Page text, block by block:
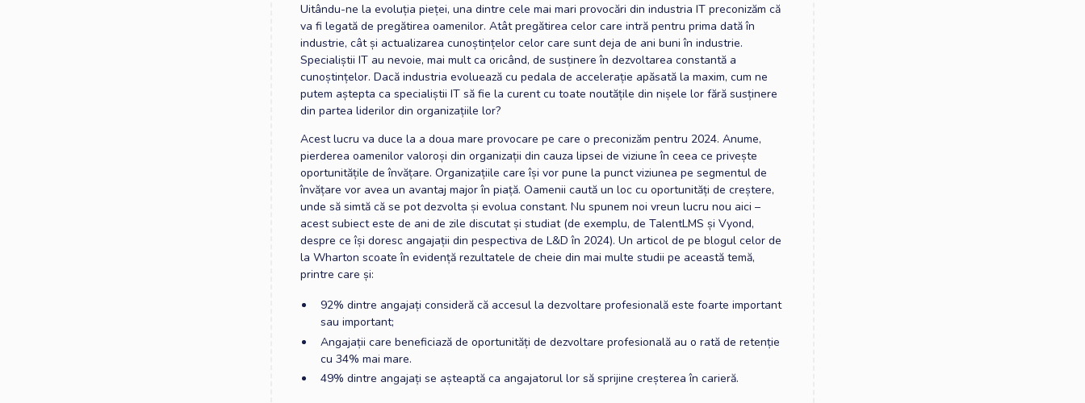
Uitându-ne la evoluția pieței, una dintre cele mai mari provocări din industria IT preconizăm că
va fi legată de pregătirea oamenilor. Atât pregătirea celor care intră pentru prima dată în
industrie, cât și actualizarea cunoștințelor celor care sunt deja de ani buni în industrie.
Specialiștii IT au nevoie, mai mult ca oricând, de susținere în dezvoltarea constantă a
cunoștințelor. Dacă industria evoluează cu pedala de accelerație apăsată la maxim, cum ne
putem aștepta ca specialiștii IT să fie la curent cu toate noutățile din nișele lor fără susținere
din partea liderilor din organizațiile lor?
Acest lucru va duce la a doua mare provocare pe care o preconizăm pentru 2024. Anume,
pierderea oamenilor valoroși din organizații din cauza lipsei de viziune în ceea ce privește
oportunitățile de învățare. Organizațiile care își vor pune la punct viziunea pe segmentul de
învățare vor avea un avantaj major în piață. Oamenii caută un loc cu oportunități de creștere,
unde să simtă că se pot dezvolta și evolua constant. Nu spunem noi vreun lucru nou aici –
acest subiect este de ani de zile discutat și studiat (de exemplu, de TalentLMS și Vyond,
despre ce își doresc angajații din pespectiva de L&D în 2024). Un articol de pe blogul celor de
la Wharton scoate în evidență rezultatele de cheie din mai multe studii pe această temă,
printre care și:
92% dintre angajați consideră că accesul la dezvoltare profesională este foarte important
sau important;
Angajații care beneficiază de oportunități de dezvoltare profesională au o rată de retenție
cu 34% mai mare.
49% dintre angajați se așteaptă ca angajatorul lor să sprijine creșterea în carieră.